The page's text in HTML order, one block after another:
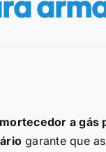
a gás
garante que